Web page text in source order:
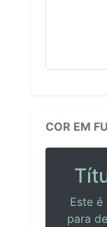
COR EM
Este
para